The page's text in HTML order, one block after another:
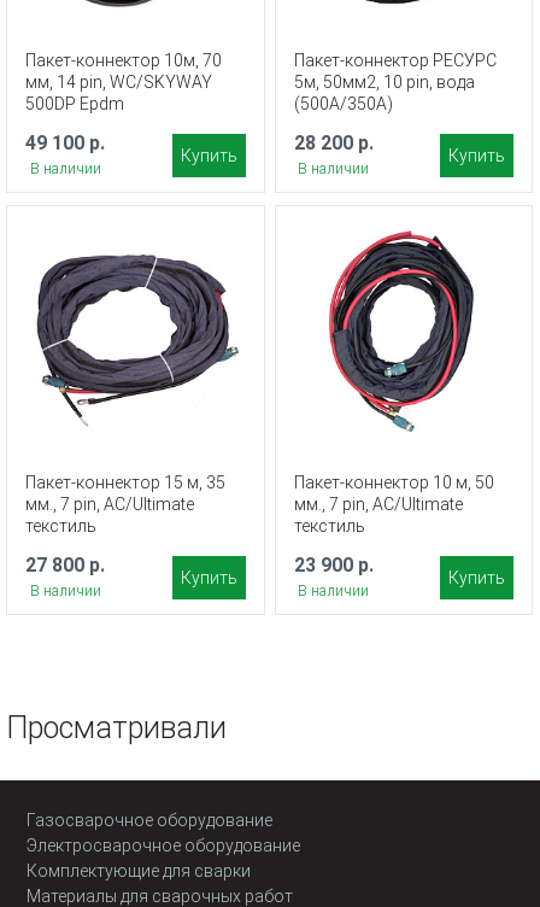
Пакет-коннектор 10м, 70
мм, 14 pin, WC/SKYWAY
500DP Epdm
49 100 р.
В наличии
Купить
Пакет-коннектор РЕСУРС
5м, 50мм2, 10 pin, вода
(500A/350A)
28 200 р.
В наличии
Купить
Пакет-коннектор 15 м, 35
мм., 7 pin, AC/Ultimate
текстиль
27 800 р.
В наличии
Купить
Пакет-коннектор 10 м, 50
мм., 7 pin, AC/Ultimate
текстиль
23 900 р.
В наличии
Купить
Просматривали
Газосварочное оборудование
Электросварочное оборудование
Комплектующие для сварки
Материалы для сварочных работ